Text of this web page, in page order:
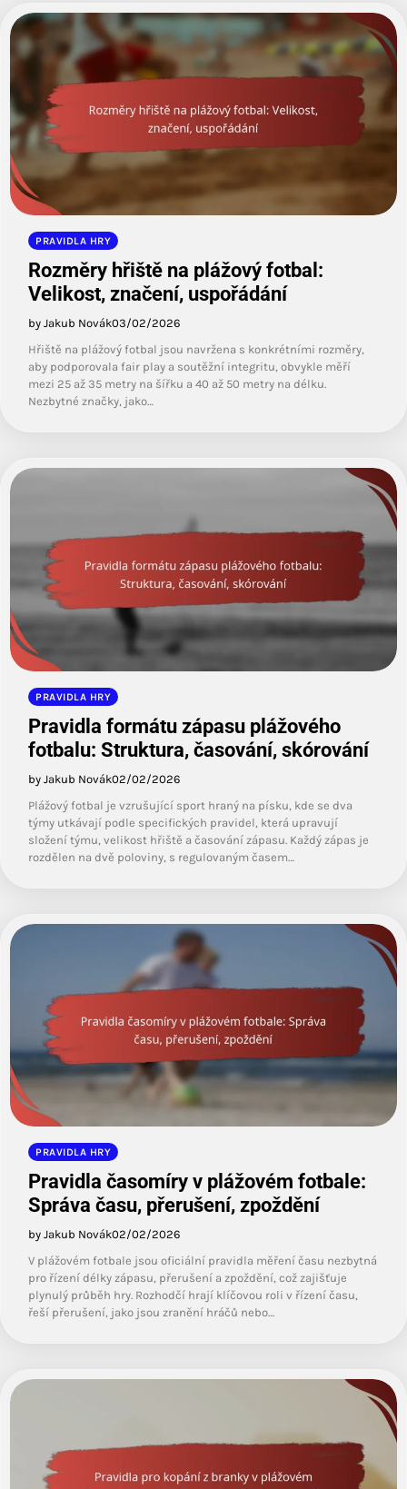
PRAVIDLA HRY
Rozměry hřiště na plážový fotbal:
Velikost, značení, uspořádání
by Jakub Novák03/02/2026
Hřiště na plážový fotbal jsou navržena s konkrétními rozměry,
aby podporovala fair play a soutěžní integritu, obvykle měří
mezi 25 až 35 metry na šířku a 40 až 50 metry na délku.
Nezbytné značky, jako…
PRAVIDLA HRY
Pravidla formátu zápasu plážového
fotbalu: Struktura, časování, skórování
by Jakub Novák02/02/2026
Plážový fotbal je vzrušující sport hraný na písku, kde se dva
týmy utkávají podle specifických pravidel, která upravují
složení týmu, velikost hřiště a časování zápasu. Každý zápas je
rozdělen na dvě poloviny, s regulovaným časem…
PRAVIDLA HRY
Pravidla časomíry v plážovém fotbale:
Správa času, přerušení, zpoždění
by Jakub Novák02/02/2026
V plážovém fotbale jsou oficiální pravidla měření času nezbytná
pro řízení délky zápasu, přerušení a zpoždění, což zajišťuje
plynulý průběh hry. Rozhodčí hrají klíčovou roli v řízení času,
řeší přerušení, jako jsou zranění hráčů nebo…